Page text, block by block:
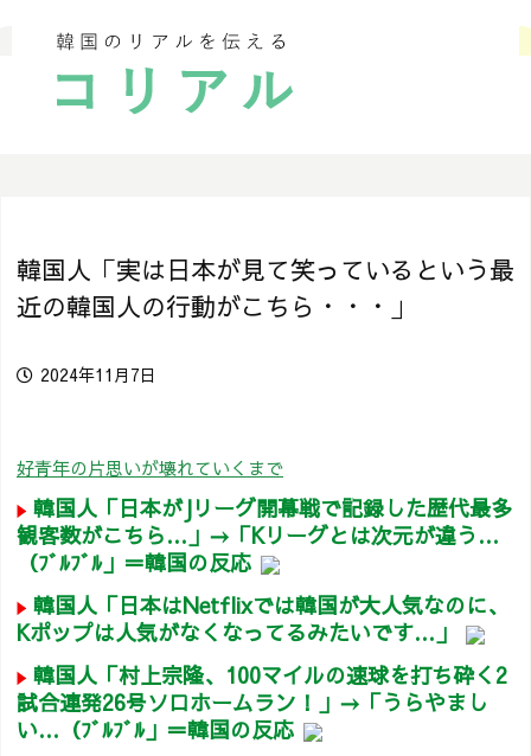
韓国人「実は日本が見て笑っているという最
近の韓国人の行動がこちら・・・」
2024年11月7日
好青年の片思いが壊れていくまで
韓国人「日本がJリーグ開幕戦で記録した歴代最多
観客数がこちら…」→「Kリーグとは次元が違う…
（ﾌﾞﾙﾌﾞﾙ」＝韓国の反応
韓国人「日本はNetflixでは韓国が大人気なのに、
Kポップは人気がなくなってるみたいです…」
韓国人「村上宗隆、100マイルの速球を打ち砕く2
試合連発26号ソロホームラン！」→「うらやまし
い…（ﾌﾞﾙﾌﾞﾙ」＝韓国の反応